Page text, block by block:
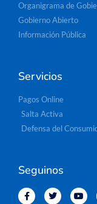
Organigrama de
Gobierno Abierto
Información Pública
Servicios
Pagos Online
Salta Activa
Defensa del
Seguinos